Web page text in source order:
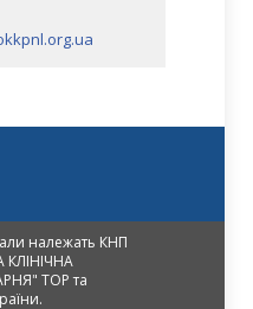
належать КНП
ТОР та